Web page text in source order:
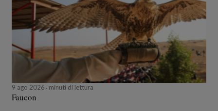
9 ago 2026 minuti di lettura
Faucon